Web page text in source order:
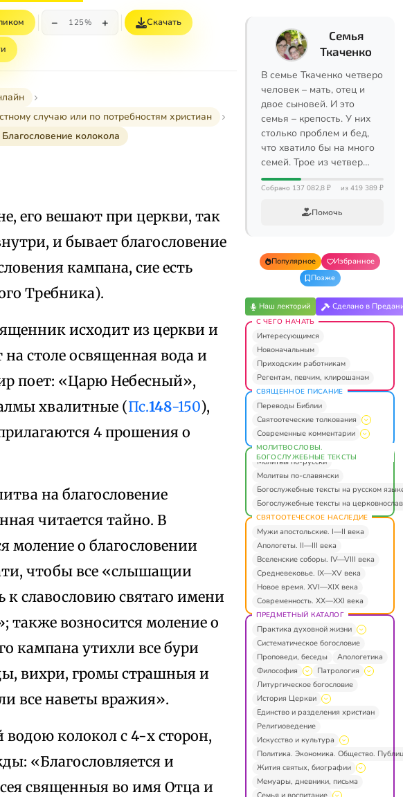
− 125% + Скачать
случаю или по потребностям христиан
колокола
его вешают при церкви, так
и бывает благословение
кампана, сие есть
Требника).
исходит из церкви и
столе освященная вода и
поет: «Царю Небесный»,
хвалитные (Пс.148-150),
4 прошения о
на благословение
читается тайно. В
моление о благословении
чтобы все «слышащии
к славословию святаго имени
также возносится моление о
кампана утихли все бури
вихри, громы страшныя и
все наветы вражия».
колокол с 4-х сторон,
«Благословляется и
священныя во имя Отца и
Семья
Ткаченко
В семье Ткаченко четверо
человек – мать, отец и
двое сыновей. И это
семья – крепость. У них
столько проблем и бед,
что хватило бы на много
семей. Трое из четвер…
Собрано 137 082,8 ₽ из 419 389 ₽
Помочь
Популярное
Избранное
Позже
Наш лекторий Сделано в
С ЧЕГО НАЧАТЬ
Интересующимся
Новоначальным
Приходским работникам
Регентам, певчим, клирошанам
СВЯЩЕННОЕ ПИСАНИЕ
Переводы Библии
Святоотеческие толкования
Современные комментарии
МОЛИТВОСЛОВЫ.
БОГОСЛУЖЕБНЫЕ ТЕКСТЫ
Молитвы по-русски
Молитвы по-славянски
Богослужебные тексты на русском
Богослужебные тексты на
СВЯТООТЕЧЕСКОЕ НАСЛЕДИЕ
Мужи апостольские. I—II века
Апологеты. II—III века
Вселенские соборы. IV—VIII века
Средневековье. IX—XV века
Новое время. XVI—XIX века
Современность. XX—XXI века
ПРЕДМЕТНЫЙ КАТАЛОГ
Практика духовной жизни
Систематическое богословие
Проповеди, беседы
Апологетика
Философия
Патрология
Литургическое богословие
История Церкви
Единство и разделения христиан
Религиоведение
Искусство и культура
Политика. Экономика. Общество.
Жития святых, биографии
Мемуары, дневники, письма
Семья и воспитание